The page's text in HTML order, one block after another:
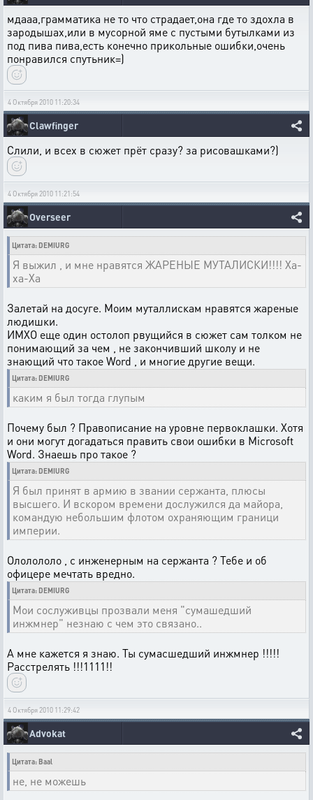
мдааа,грамматика не то что страдает,она где то здохла в
зародышах,или в мусорной яме с пустыми бутылками из
под пива пива,есть конечно прикольные ошибки,очень
понравился спутьник=)
4 Октября 2010 11:20:34
Clawfinger
Слили, и всех в сюжет прёт сразу? за рисовашками?)
4 Октября 2010 11:21:54
Overseer
Цитата: DEMIURG
Я выжил , и мне нравятся ЖАРЕНЫЕ МУТАЛИСКИ!!!! Ха-
ха-Ха
Залетай на досуге. Моим муталлискам нравятся жареные
людишки.
ИМХО еще один остолоп рвущийся в сюжет сам толком не
понимающий за чем , не закончивший школу и не
знающий что такое Word , и многие другие вещи.
Цитата: DEMIURG
каким я был тогда глупым
Почему был ? Правописание на уровне первоклашки. Хотя
и они могут догадаться править свои ошибки в Microsoft
Word. Знаешь про такое ?
Цитата: DEMIURG
Я был принят в армию в звании сержанта, плюсы
высшего. И вскором времени дослужился да майора,
командую небольшим флотом охраняющим граници
империи.
Ололололо , с инженерным на сержанта ? Тебе и об
офицере мечтать вредно.
Цитата: DEMIURG
Мои сослуживцы прозвали меня "сумашедший
инжмнер" незнаю с чем это связано..
А мне кажется я знаю. Ты сумасшедший инжмнер !!!!!
Расстрелять !!!1111!!
4 Октября 2010 11:29:42
Advokat
Цитата: Baal
не, не можешь